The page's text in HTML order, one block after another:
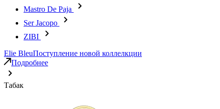
Mastro De Paja
Ser Jacopo
ZIBI
Elie BleuПоступление новой коллелкции
Подробнее
Табак